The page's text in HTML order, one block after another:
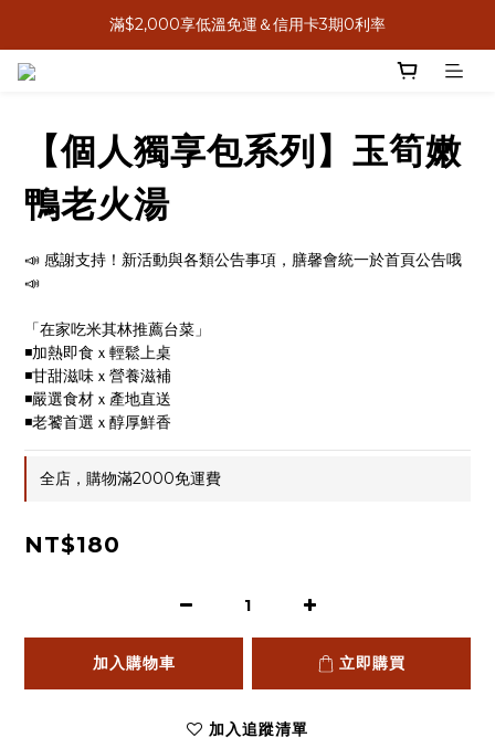
8月感恩獻心意，送禮送米其林
滿$2,000享低溫免運＆信用卡3期0利率
【個人獨享包系列】玉筍嫩
鴨老火湯
📣 感謝支持！新活動與各類公告事項，膳馨會統一於首頁公告哦
📣
「在家吃米其林推薦台菜」
◾加熱即食ｘ輕鬆上桌
◾甘甜滋味ｘ營養滋補
◾嚴選食材ｘ產地直送
◾老饕首選ｘ醇厚鮮香
全店，購物滿2000免運費
NT$180
加入購物車 立即購買
加入追蹤清單